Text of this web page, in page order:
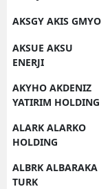
AKSGY AKIS GMYO
AKSUE AKSU
ENERJI
AKYHO AKDENIZ
YATIRIM HOLDING
ALARK ALARKO
HOLDING
ALBRK ALBARAKA
TURK